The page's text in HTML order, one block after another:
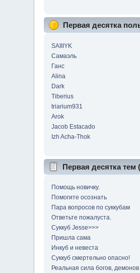
Первая десятка
SAIIIYK
Самаэль
Ганс
Alina
Dark
Tiberius
triarium931
Arok
Jacob Estacado
Izh Acha-Thok
Первая десятка тем
Помощь новичку.
Помогите осознать
Пара вопросов по суккубам
Ответьте пожалуста.
Суккуб Jesse>>>
Пришла сама
Инкуб и невеста
Суккуб смертельно опасно!
Реальная сила богов,